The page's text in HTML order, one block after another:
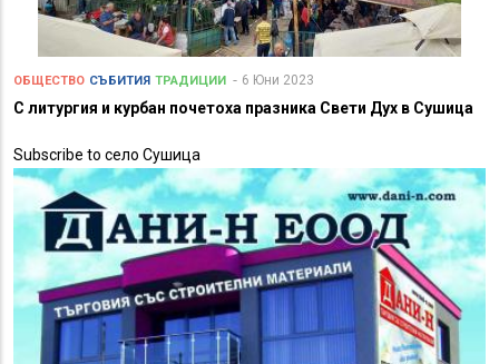
ОБЩЕСТВО СЪБИТИЯ ТРАДИЦИИ 6 Юни 2023
С литургия и курбан почетоха празника Свети Дух в Сушица
Subscribe to село Сушица